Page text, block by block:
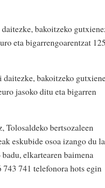
bakoitzeko
eta bigarrengoarentzat
bakoitzeko
jasoko ditu eta bigarren
Tolosaldeko bertsozaleen
eskubide osoa izango du
elkartearen baimena
741 telefonora hots egin